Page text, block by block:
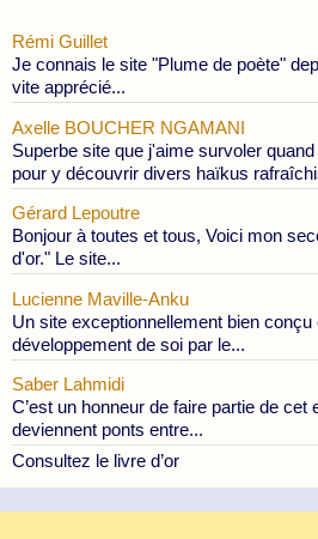
Rémi Guillet
Je connais le site "Plume de poète"
vite apprécié...
Axelle BOUCHER NGAMANI
Superbe site que j'aime survoler
pour y découvrir divers haïkus
Gérard Lepoutre
Bonjour à toutes et tous, Voici mon
d'or." Le site...
Lucienne Maville-Anku
Un site exceptionnellement bien
développement de soi par le...
Saber Lahmidi
C’est un honneur de faire partie de cet
deviennent ponts entre...
Consultez le livre d’or